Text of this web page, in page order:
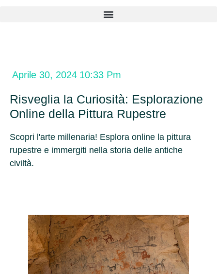
Aprile 30, 2024 10:33 Pm
Risveglia la Curiosità: Esplorazione
Online della Pittura Rupestre
Scopri l'arte millenaria! Esplora online la pittura
rupestre e immergiti nella storia delle antiche
civiltà.